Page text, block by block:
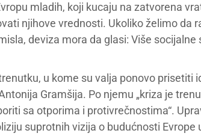
mladih, koji kucaju na zatvorena
njihove vrednosti. Ukoliko želimo da
deviza mora da glasi: Više socijalne
u kome su valja ponovo prisetiti
Gramšija. Po njemu „kriza je
sa otporima i protivrečnostima“.
suprotnih vizija o budućnosti Evrope